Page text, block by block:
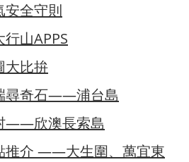
安全守則
山APPS
大比拚
尋奇石——浦台島
——欣澳長索島
推介 ——大生圍、萬宜東